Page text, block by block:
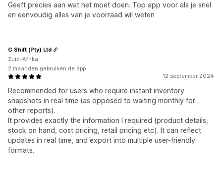
Geeft precies aan wat het moet doen. Top app voor als je snel
en eenvoudig alles van je voorraad wil weten
12 september 2024
Recommended for users who require instant inventory
snapshots in real time (as opposed to waiting monthly for
other reports).
It provides exactly the information I required (product details,
stock on hand, cost pricing, retail pricing etc). It can reflect
updates in real time, and export into multiple user-friendly
formats.
G Shift (Pty) Ltd
Zuid-Afrika
2 maanden gebruiken de app